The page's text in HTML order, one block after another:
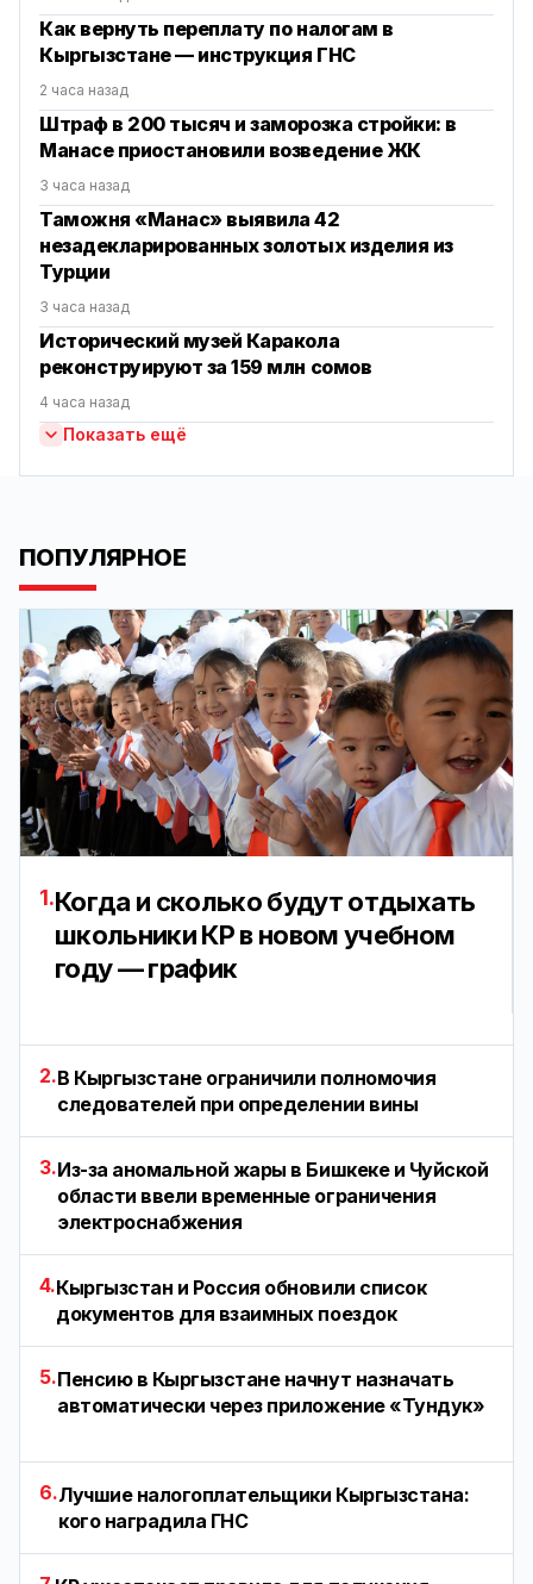
Как вернуть переплату по налогам в
Кыргызстане — инструкция ГНС
2 часа назад
Штраф в 200 тысяч и заморозка стройки: в
Манасе приостановили возведение ЖК
3 часа назад
Таможня «Манас» выявила 42
незадекларированных золотых изделия из
Турции
3 часа назад
Исторический музей Каракола
реконструируют за 159 млн сомов
4 часа назад
Показать ещё
ПОПУЛЯРНОЕ
1.Когда и сколько будут отдыхать
школьники КР в новом учебном
году — график
2.В Кыргызстане ограничили полномочия
следователей при определении вины
3.Из-за аномальной жары в Бишкеке и Чуйской
области ввели временные ограничения
электроснабжения
4.Кыргызстан и Россия обновили список
документов для взаимных поездок
5.Пенсию в Кыргызстане начнут назначать
автоматически через приложение «Тундук»
6.Лучшие налогоплательщики Кыргызстана:
кого наградила ГНС